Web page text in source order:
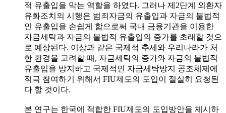
적 유출입을 막는 역할을 하였다. 그러나 제2단계 외환자
유화조치의 시행은 범죄자금의 유출입과 자금의 불법적
인 유출입을 손쉽게 함으로써 국내 금융기관을 이용한
자금세탁과 자금의 불법적 유출입의 증가를 초래할 것으
로 예상된다. 이상과 같은 국제적 추세와 우리나라가 처
한 환경을 고려할 때, 자금세탁의 증가와 자금의 불법적
유출입을 방지하고 국제적인 자금세탁방지 공조체제에
적극 참여하기 위해서 FIU제도의 도입이 절실히 요청된
다 할 것이다.
본 연구는 한국에 적합한 FIU제도의 도입방안을 제시하